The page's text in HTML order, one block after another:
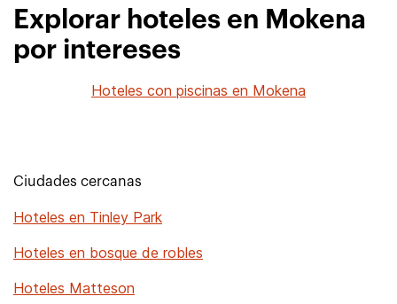
Explorar hoteles en Mokena
por intereses
Hoteles con piscinas en Mokena
Ciudades cercanas
Hoteles en Tinley Park
Hoteles en bosque de robles
Hoteles Matteson